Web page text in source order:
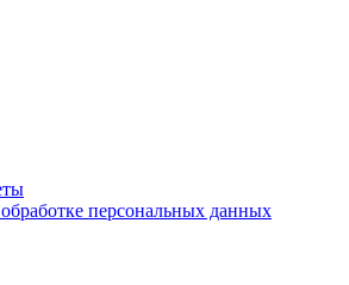
персональных данных